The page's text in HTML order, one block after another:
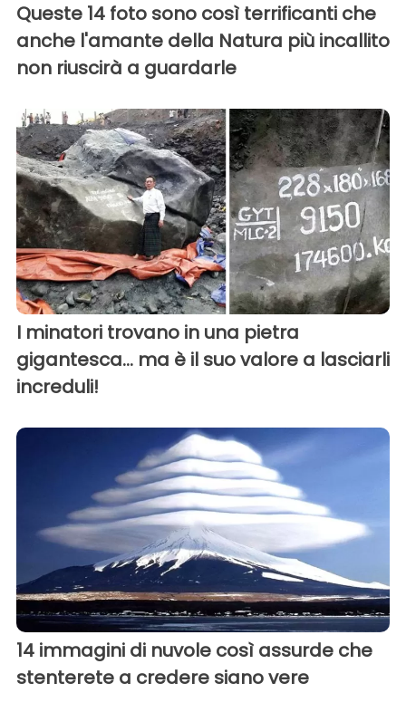
Queste 14 foto sono così terrificanti che
anche l'amante della Natura più incallito
non riuscirà a guardarle
I minatori trovano in una pietra
gigantesca... ma è il suo valore a lasciarli
increduli!
14 immagini di nuvole così assurde che
stenterete a credere siano vere